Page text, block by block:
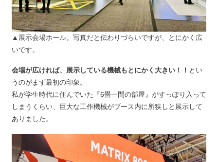
▲展示会場ホール。写真だと伝わりづらいですが、とにかく広
いです。
会場が広ければ、展示している機械もとにかく大きい！！ とい
うのがまず最初の印象。
私が学生時代に住んでいた『6畳一間の部屋』がすっぽり入って
しまうくらい、巨大な工作機械がブース内に所狭しと展示して
ありました。